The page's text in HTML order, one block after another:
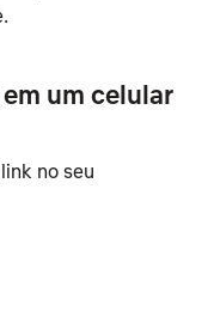
um celular
no seu